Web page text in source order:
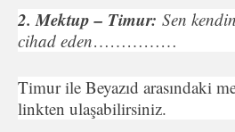
2. Mektup – Timur: Sen
cihad eden……………
Timur ile Beyazıd arasındaki
linkten ulaşabilirsiniz.